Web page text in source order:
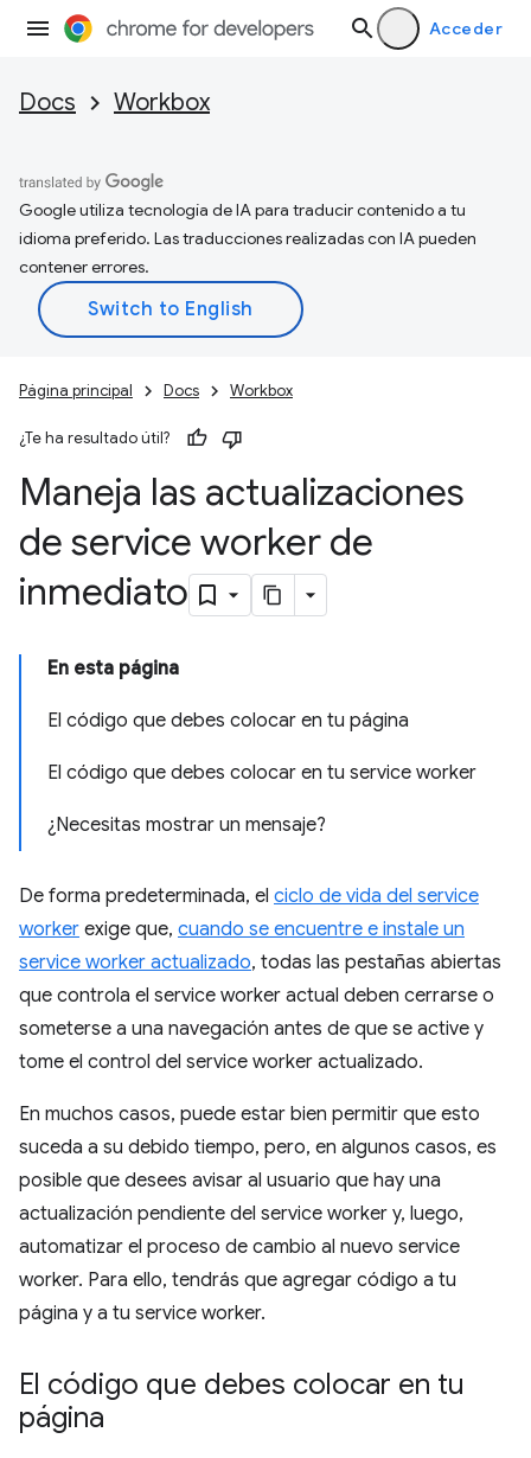
Acceder
Docs Workbox
Google utiliza tecnología de IA para traducir contenido a tu
idioma preferido. Las traducciones realizadas con IA pueden
contener errores.
Página principal Docs Workbox
¿Te ha resultado útil?
Maneja las actualizaciones
de service worker de
inmediato
En esta página
El código que debes colocar en tu página
El código que debes colocar en tu service worker
¿Necesitas mostrar un mensaje?
De forma predeterminada, el ciclo de vida del service
worker exige que, cuando se encuentre e instale un
service worker actualizado, todas las pestañas abiertas
que controla el service worker actual deben cerrarse o
someterse a una navegación antes de que se active y
tome el control del service worker actualizado.
En muchos casos, puede estar bien permitir que esto
suceda a su debido tiempo, pero, en algunos casos, es
posible que desees avisar al usuario que hay una
actualización pendiente del service worker y, luego,
automatizar el proceso de cambio al nuevo service
worker. Para ello, tendrás que agregar código a tu
página y a tu service worker.
El código que debes colocar en tu
página